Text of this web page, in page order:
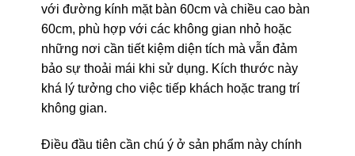
với đường kính mặt bàn 60cm và chiều cao bàn
60cm, phù hợp với các không gian nhỏ hoặc
những nơi cần tiết kiệm diện tích mà vẫn đảm
bảo sự thoải mái khi sử dụng. Kích thước này
khá lý tưởng cho việc tiếp khách hoặc trang trí
không gian.
Điều đầu tiên cần chú ý ở sản phẩm này chính